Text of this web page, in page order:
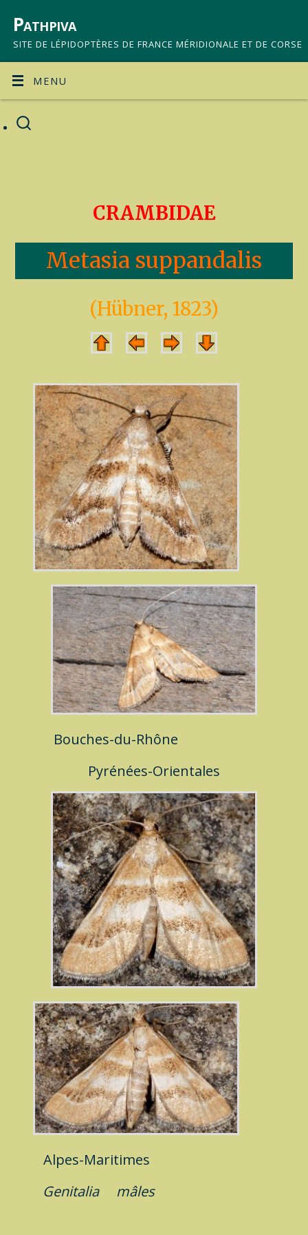
Pathpiva
SITE DE LÉPIDOPTÈRES DE FRANCE MÉRIDIONALE ET DE CORSE
MENU
CRAMBIDAE
Metasia suppandalis
(Hübner, 1823)
Bouches-du-Rhône
Pyrénées-Orientales
Alpes-Maritimes
Genitalia mâles